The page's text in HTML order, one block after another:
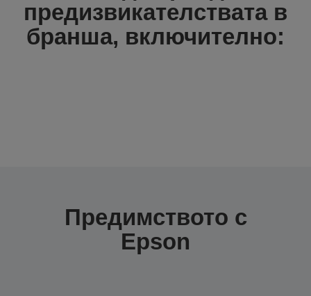
предизвикателствата в
бранша, включително:
Предимството с
Epson